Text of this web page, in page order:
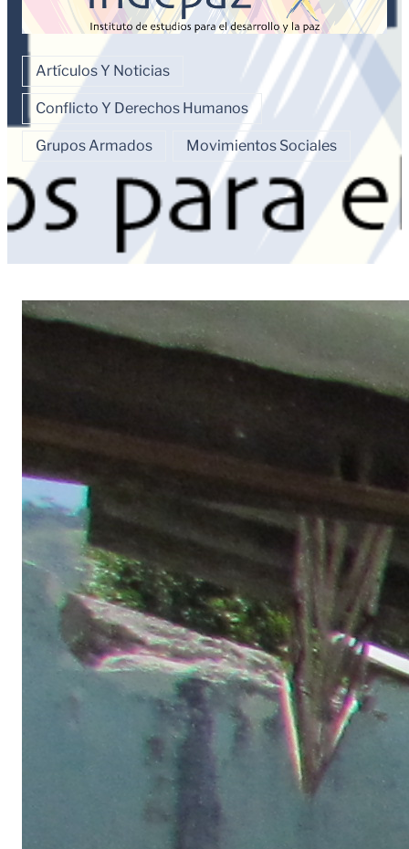
Artículos Y Noticias
Conflicto Y Derechos Humanos
Grupos Armados Movimientos Sociales